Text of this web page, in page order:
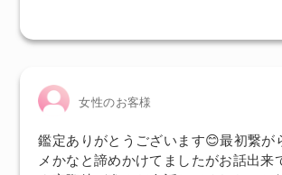
女性のお客様
鑑定ありがとうございます😊最初繋が
メかなと諦めかけてましたがお話出来